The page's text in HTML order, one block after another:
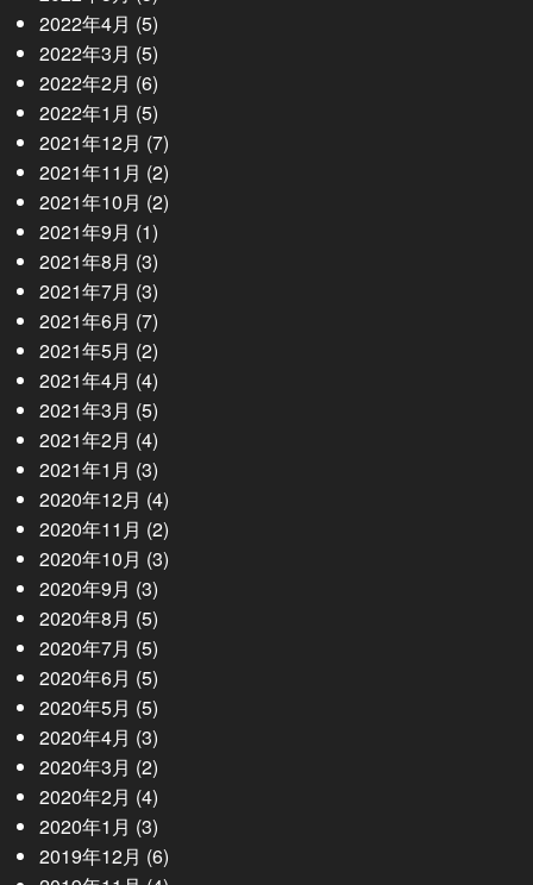
2022年4月 (5)
2022年3月 (5)
2022年2月 (6)
2022年1月 (5)
2021年12月 (7)
2021年11月 (2)
2021年10月 (2)
2021年9月 (1)
2021年8月 (3)
2021年7月 (3)
2021年6月 (7)
2021年5月 (2)
2021年4月 (4)
2021年3月 (5)
2021年2月 (4)
2021年1月 (3)
2020年12月 (4)
2020年11月 (2)
2020年10月 (3)
2020年9月 (3)
2020年8月 (5)
2020年7月 (5)
2020年6月 (5)
2020年5月 (5)
2020年4月 (3)
2020年3月 (2)
2020年2月 (4)
2020年1月 (3)
2019年12月 (6)